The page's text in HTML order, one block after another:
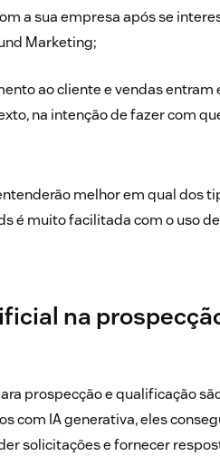
a sua empresa após se
Marketing;
ao cliente e vendasentram
na intenção de fazer com
melhor em qual dos
é muito facilitada com o uso
na
prospecção e qualificação
com IA generativa, eles
solicitações e fornecer